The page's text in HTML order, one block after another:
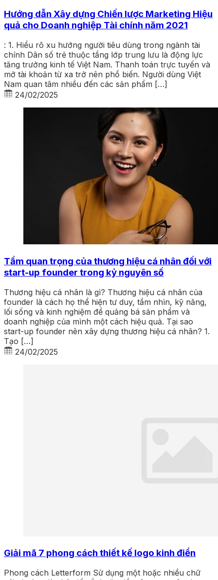
Hướng dẫn Xây dựng Chiến lược Marketing Hiệu
quả cho Doanh nghiệp Tài chính năm 2021
: 1. Hiểu rõ xu hướng người tiêu dùng trong ngành tài
chính Dân số trẻ thuộc tầng lớp trung lưu là động lực
tăng trưởng kinh tế Việt Nam. Thanh toán trực tuyến và
mở tài khoản từ xa trở nên phổ biến. Người dùng Việt
Nam quan tâm nhiều đến các sản phẩm […]
24/02/2025
Tầm quan trọng của thương hiệu cá nhân đối với
start-up founder trong kỷ nguyên số
Thương hiệu cá nhân là gì? Thương hiệu cá nhân của
founder là cách họ thể hiện tư duy, tầm nhìn, kỹ năng,
lối sống và kinh nghiệm để quảng bá sản phẩm và
doanh nghiệp của mình một cách hiệu quả. Tại sao
start-up founder nên xây dựng thương hiệu cá nhân? 1.
Tạo […]
24/02/2025
Giải mã 7 phong cách thiết kế logo kinh điển
Phong cách Letterform Sử dụng một hoặc nhiều chữ